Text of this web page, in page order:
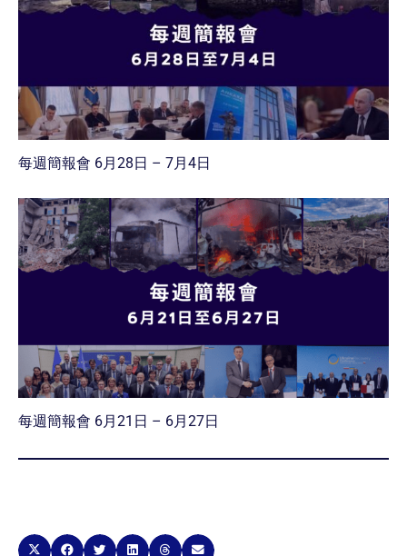
每週簡報會 6月28日 – 7月4日
每週簡報會 6月21日 – 6月27日